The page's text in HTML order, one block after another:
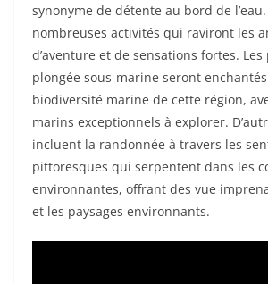
synonyme de détente au bord de
nombreuses activités qui raviront les
d’aventure et de sensations fortes. Les
plongée sous-marine seront
biodiversité marine de cette région,
marins exceptionnels à explorer.
incluent la randonnée à travers les
pittoresques qui serpentent dans les
environnantes, offrant des vue
et les paysages environnants.